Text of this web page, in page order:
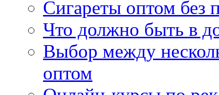
Сигареты оптом без
Что должно быть в
Выбор между
оптом